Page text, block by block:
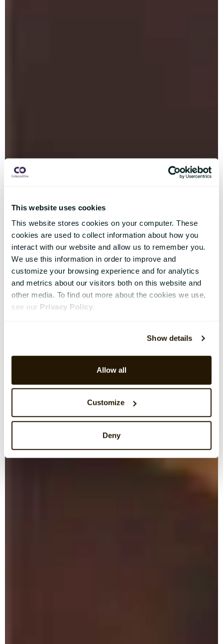
This website uses cookies
This website stores cookies on your computer. These
cookies are used to collect information about how you
interact with our website and allow us to remember you.
We use this information in order to improve and
customize your browsing experience and for analytics
and metrics about our visitors both on this website and
other media. To find out more about the cookies we use,
see our Privacy Policy.
Show details
Allow all
Customize
Deny